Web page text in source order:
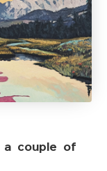
a couple of